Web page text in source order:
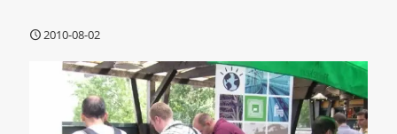
2010-08-02